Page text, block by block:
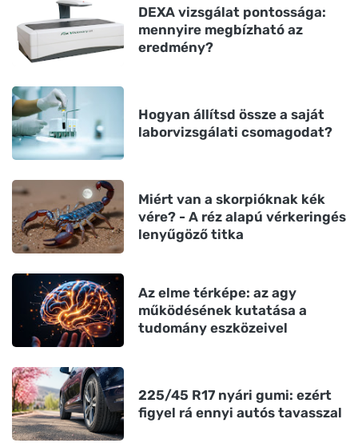
DEXA vizsgálat pontossága:
mennyire megbízható az
eredmény?
Hogyan állítsd össze a saját
laborvizsgálati csomagodat?
Miért van a skorpióknak kék
vére? - A réz alapú vérkeringés
lenyűgöző titka
Az elme térképe: az agy
működésének kutatása a
tudomány eszközeivel
225/45 R17 nyári gumi: ezért
figyel rá ennyi autós tavasszal